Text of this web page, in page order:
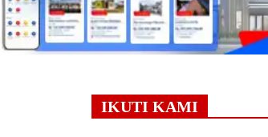
IKUTI KAMI